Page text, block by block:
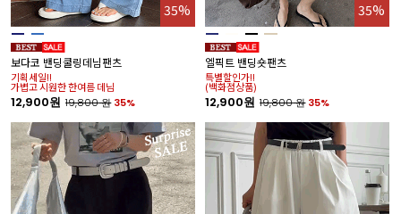
35%
보다코 밴딩쿨링데님팬츠
기획세일!!
가볍고 시원한 한여름 데님
12,900원 19,800원 35%
35%
엘픽트 밴딩숏팬츠
특별할인가!!
(백화점상품)
12,900원 19,800원 35%